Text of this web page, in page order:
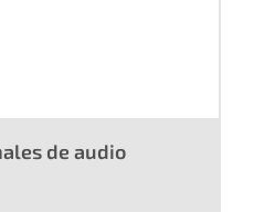
de audio